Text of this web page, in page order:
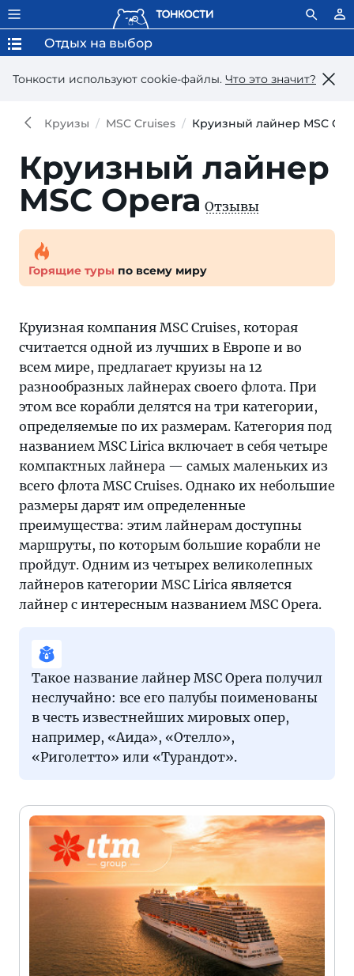
Тонкости используют сookie-файлы. Что это значит?
Отдых на выбор
Круизы MSC Cruises Круизный лайнер MSC
Круизный лайнер
MSC Opera Отзывы
Горящие туры по всему миру
Круизная компания MSC Cruises, которая
считается одной из лучших в Европе и во
всем мире, предлагает круизы на 12
разнообразных лайнерах своего флота. При
этом все корабли делятся на три категории,
определяемые по их размерам. Категория под
названием MSC Lirica включает в себя четыре
компактных лайнера — самых маленьких из
всего флота MSC Cruises. Однако их небольшие
размеры дарят им определенные
преимущества: этим лайнерам доступны
маршруты, по которым большие корабли не
пройдут. Одним из четырех великолепных
лайнеров категории MSC Lirica является
лайнер с интересным названием MSC Opera.
Такое название лайнер MSC Opera получил
неслучайно: все его палубы поименованы
в честь известнейших мировых опер,
например, «Аида», «Отелло»,
«Риголетто» или «Турандот».